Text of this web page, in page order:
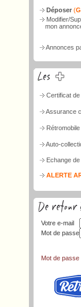
Déposer (
Modifier/
mon
Annonces
Certificat
Assurance
Rétromobile
Auto-
Echange de
ALERTE
Votre e-mail
Mot de passe
Mot de passe